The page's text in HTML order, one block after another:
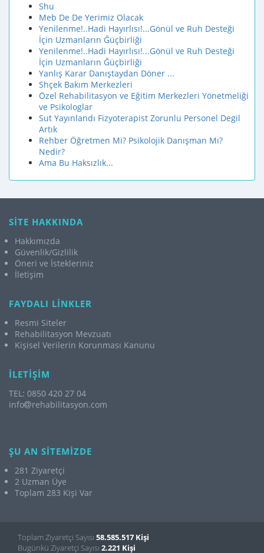
Shu
Meb De De Yerimiz Olacak
Yenilenme!..Hadi Hayırlısı!...Gönül ve Ruh Desteği
İçin Uzmanların Ğüçbirliği
Yenilenme!..Hadi Hayırlısı!...Gönül ve Ruh Desteği
İçin Uzmanların Ğüçbirliği
Yanlış Karar Danıştaydan Döner ...
Shçek Bakım Merkezleri
Özel Rehabilitasyon ve Eğitim Merkezleri Yönetmeliği
ve Psikologlar
Sut Yayınlandı Fizyoterapist Zorunlu Personel Degil
Artık
Rehber Öğretmen Mi? Psikolojik Danışman Mı?
Nedir?
Ama Bu Haksızlık...
SİTE HAKKINDA
Hakkımızda
Güvenlik/Gizlilik
Öneri ve İstekleriniz
İletişim
FAYDALI LİNKLER
Resmi Siteler
Rehabilitasyon Mevzuatı
Kişisel Verilerin Korunması Kanunu
İLETİŞİM
TEL: 0850 420 27 04
info
rehabilitasyon.com
ŞU AN SİTEMİZDE
281 Ziyaretçi
2 Uzman Üye
Toplam 283 Kişi Var
Toplam Ziyaretçi Sayısı 58.585.517 Kişi
Bugünkü Ziyaretçi Sayısı 2.221 Kişi